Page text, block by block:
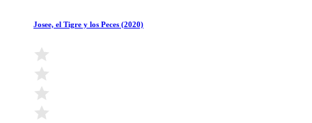
Josee, el Tigre y los Peces (2020)